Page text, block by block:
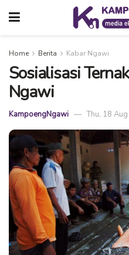
Home Berita Kabar Ngawi
Sosialisasi
Ngawi
KampoengNgawi Thu, 18